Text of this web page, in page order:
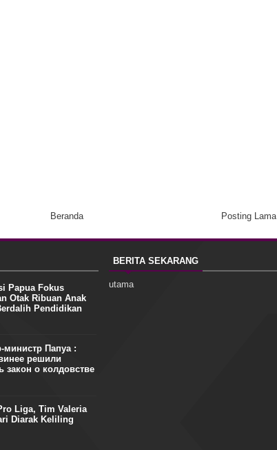
Posting Lama
Beranda
Papua Fokus
Otak Ribuan Anak
Pendidikan
министр Папуа :
решили
закон о колдовстве
Liga, Tim Valeria
Diarak Keliling
BERITA SEKARANG
utama